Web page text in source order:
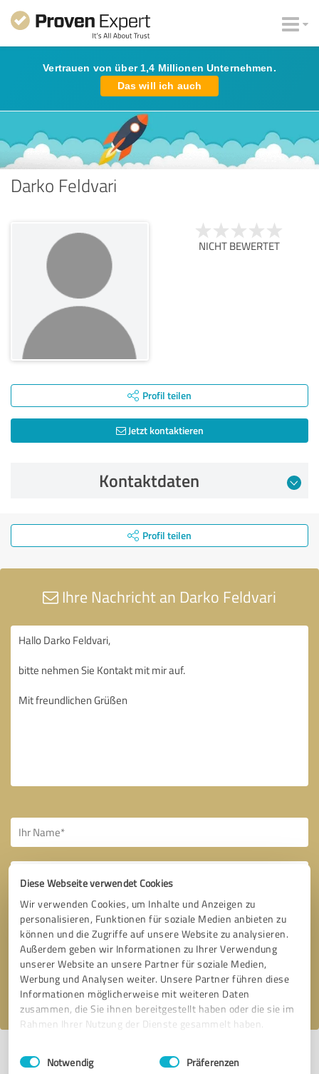
Diese Webseite verwendet Cookies
Wir verwenden Cookies, um Inhalte und Anzeigen zu
personalisieren, Funktionen für soziale Medien anbieten zu
können und die Zugriffe auf unsere Website zu analysieren.
Außerdem geben wir Informationen zu Ihrer Verwendung
unserer Website an unsere Partner für soziale Medien,
Werbung und Analysen weiter. Unsere Partner führen diese
Informationen möglicherweise mit weiteren Daten
zusammen, die Sie ihnen bereitgestellt haben oder die sie im
Rahmen Ihrer Nutzung der Dienste gesammelt haben.
Impressum Datenschutzbestimmungen
Einwilligungsauswahl
Notwendig Präferenzen
Vertrauen von über 1,4 Millionen Unternehmen.
Das will ich auch
Darko Feldvari
NICHT BEWERTET
Profil teilen
Jetzt kontaktieren
Kontaktdaten
Profil teilen
Ihre Nachricht an Darko Feldvari
Bitte um Rückruf * Erforderliche Angaben
Nachricht senden
Ich stimme den Datenschutzbestimmungenzu.
Profil aktiv seit 29.01.2019 | Letzte Aktualisierung: 29.01.2019
melden